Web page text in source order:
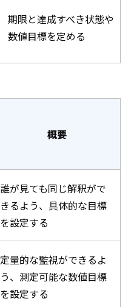
期限と達成すべき状態や
数値目標を定める
概要
誰が見ても同じ解釈がで
きるよう、具体的な目標
を設定する
定量的な監視ができるよ
う、測定可能な数値目標
を設定する